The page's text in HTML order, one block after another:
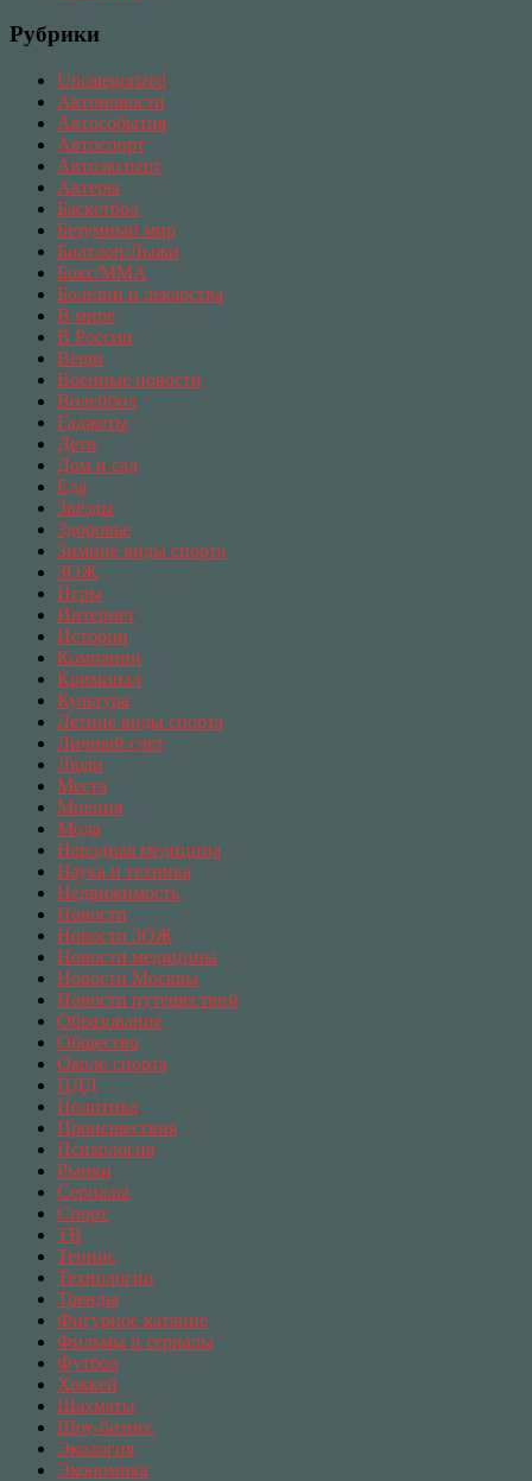
Рубрики
Uncategorized
Автоновости
Автособытия
Автоспорт
Автоэксперт
Актеры
Баскетбол
Безумный мир
Биатлон/Лыжи
Бокс/MMA
Болезни и лекарства
В мире
В России
Вещи
Военные новости
Волейбол
Гаджеты
Дети
Дом и сад
Еда
Звёзды
Здоровье
Зимние виды спорта
ЗОЖ
Игры
Интернет
Истории
Компании
Криминал
Культура
Летние виды спорта
Личный счет
Люди
Места
Мнения
Мода
Народная медицина
Наука и техника
Недвижимость
Новости
Новости ЗОЖ
Новости медицины
Новости Москвы
Новости путешествий
Образование
Общество
Около спорта
ПДД
Политика
Происшествия
Психология
Рынки
Сериалы
Спорт
ТВ
Теннис
Технологии
Тренды
Фигурное катание
Фильмы и сериалы
Футбол
Хоккей
Шахматы
Шоу-бизнес
Экология
Экономика